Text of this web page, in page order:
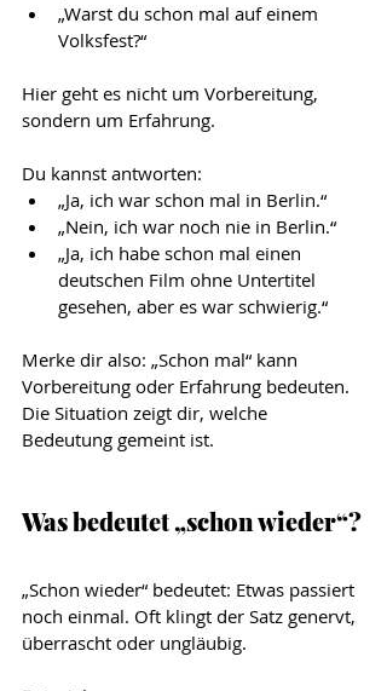
„Warst du schon mal auf einem
Volksfest?“
Hier geht es nicht um Vorbereitung,
sondern um Erfahrung.
Du kannst antworten:
„Ja, ich war schon mal in Berlin.“
„Nein, ich war noch nie in Berlin.“
„Ja, ich habe schon mal einen
deutschen Film ohne Untertitel
gesehen, aber es war schwierig.“
Merke dir also: „Schon mal“ kann
Vorbereitung oder Erfahrung bedeuten.
Die Situation zeigt dir, welche
Bedeutung gemeint ist.
Was bedeutet „schon wieder“?
„Schon wieder“ bedeutet: Etwas passiert
noch einmal. Oft klingt der Satz genervt,
überrascht oder ungläubig.